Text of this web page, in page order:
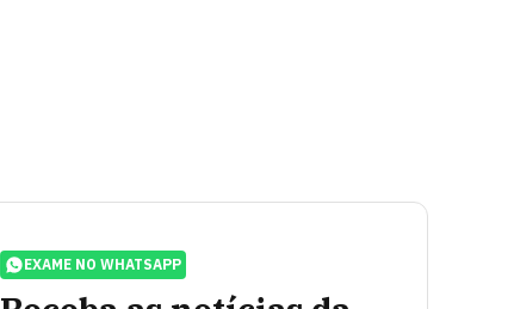
EXAME NO WHATSAPP